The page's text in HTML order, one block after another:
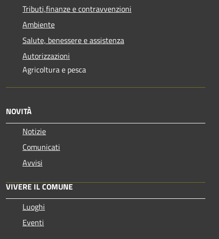
Tributi,finanze e contravvenzioni
Ambiente
Salute, benessere e assistenza
Autorizzazioni
Agricoltura e pesca
NOVITÀ
Notizie
Comunicati
Avvisi
VIVERE IL COMUNE
Luoghi
Eventi